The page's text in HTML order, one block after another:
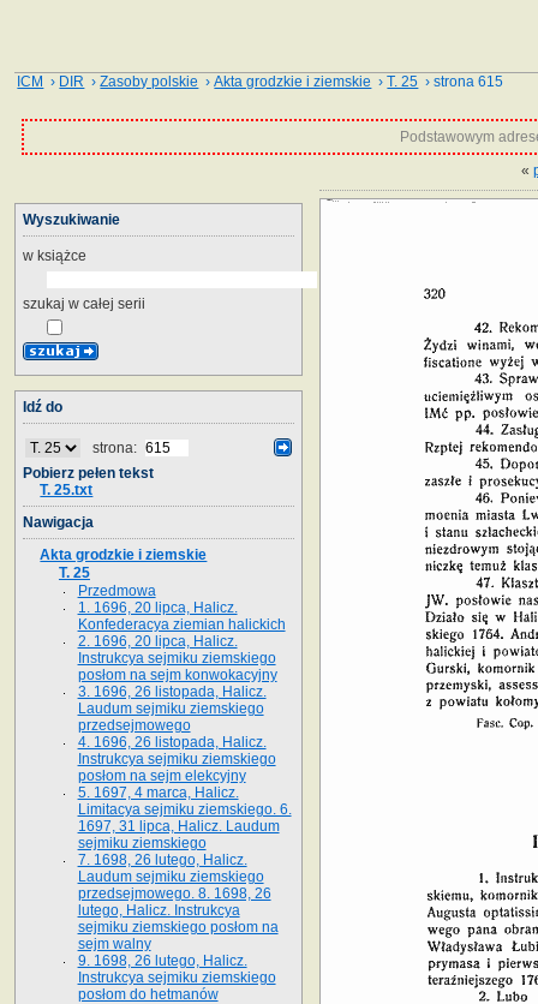
ICM › DIR ›Zasoby polskie ›Akta grodzkie i ziemskie ›T. 25 › strona 615
Podstawowym
«
Wyszukiwanie
w książce
szukaj w całej serii
Idź do
strona:
Pobierz pełen tekst
T. 25.txt
Nawigacja
Akta grodzkie i ziemskie
T. 25
Przedmowa
1. 1696, 20 lipca, Halicz.
Konfederacya ziemian halickich
2. 1696, 20 lipca, Halicz.
Instrukcya sejmiku ziemskiego
posłom na sejm konwokacyjny
3. 1696, 26 listopada, Halicz.
Laudum sejmiku ziemskiego
przedsejmowego
4. 1696, 26 listopada, Halicz.
Instrukcya sejmiku ziemskiego
posłom na sejm elekcyjny
5. 1697, 4 marca, Halicz.
Limitacya sejmiku ziemskiego. 6.
1697, 31 lipca, Halicz. Laudum
sejmiku ziemskiego
7. 1698, 26 lutego, Halicz.
Laudum sejmiku ziemskiego
przedsejmowego. 8. 1698, 26
lutego, Halicz. Instrukcya
sejmiku ziemskiego posłom na
sejm walny
9. 1698, 26 lutego, Halicz.
Instrukcya sejmiku ziemskiego
posłom do hetmanów